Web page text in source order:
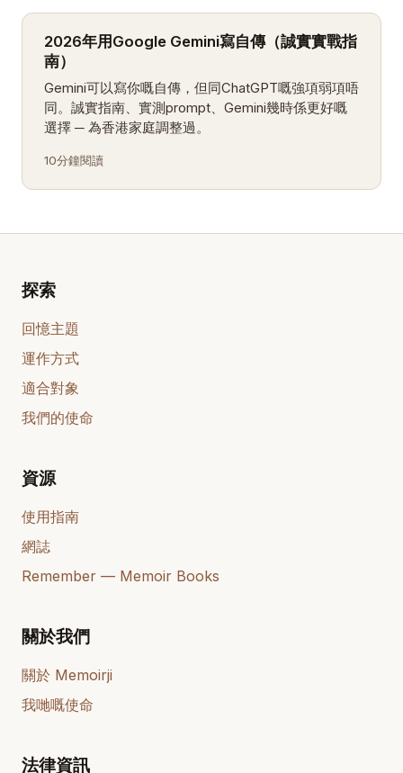
2026年用Google Gemini寫自傳（誠實實戰指
南）
Gemini可以寫你嘅自傳，但同ChatGPT嘅強項弱項唔
同。誠實指南、實測prompt、Gemini幾時係更好嘅
選擇 ─ 為香港家庭調整過。
10分鐘閱讀
探索
回憶主題
運作方式
適合對象
我們的使命
資源
使用指南
網誌
Remember — Memoir Books
關於我們
關於 Memoirji
我哋嘅使命
法律資訊